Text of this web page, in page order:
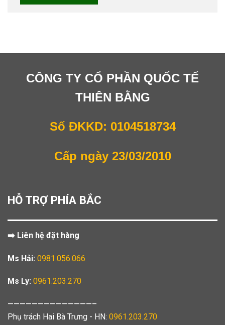
CÔNG TY CỔ PHẦN QUỐC TẾ
THIÊN BẰNG
Số ĐKKD: 0104518734
Cấp ngày 23/03/2010
HỖ TRỢ PHÍA BẮC
➡️ Liên hệ đặt hàng
Ms Hải: 0981.056.066
Ms Ly: 0961.203.270
——————————————–
Phụ trách Hai Bà Trưng - HN: 0961.203.270